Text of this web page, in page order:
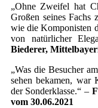
„Ohne Zweifel hat
Großen seines Fachs
wie die Komponisten
von natürlicher
Biederer,
„Was die Besucher
sehen bekamen, war
der Sonderklasse.“ –
vom 30.06.2021